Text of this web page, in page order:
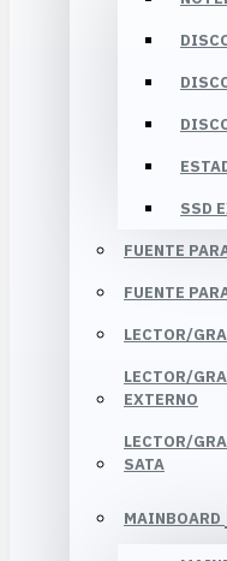
SSD
FUENTE
FUENTE
LECTOR/
LECTOR/
EXTERNO
LECTOR/
SATA
MAINBOARD